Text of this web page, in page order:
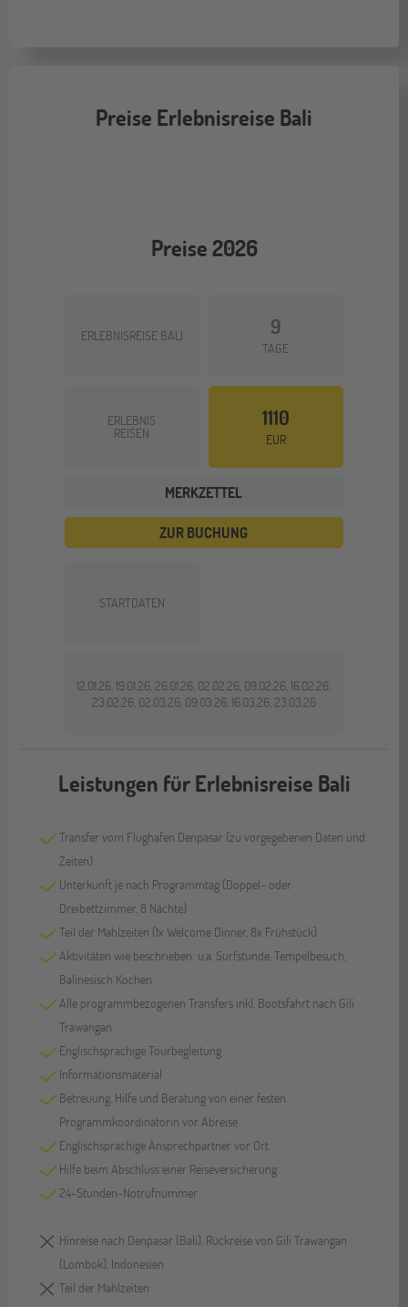
Preise Erlebnisreise Bali
Preise 2026
ERLEBNISREISE BALI 9
TAGE
ERLEBNIS
REISEN
1110
EUR
MERKZETTEL
ZUR BUCHUNG
STARTDATEN
12.01.26, 19.01.26, 26.01.26, 02.02.26, 09.02.26, 16.02.26,
23.02.26, 02.03.26, 09.03.26, 16.03.26, 23.03.26
Leistungen für Erlebnisreise Bali
Transfer vom Flughafen Denpasar (zu vorgegebenen Daten und
Zeiten)
Unterkunft je nach Programmtag (Doppel- oder
Dreibettzimmer, 8 Nächte)
Teil der Mahlzeiten (1x Welcome Dinner, 8x Frühstück)
Aktivitäten wie beschrieben: u.a. Surfstunde, Tempelbesuch,
Balinesisch Kochen
Alle programmbezogenen Transfers inkl. Bootsfahrt nach Gili
Trawangan
Englischsprachige Tourbegleitung
Informationsmaterial
Betreuung, Hilfe und Beratung von einer festen
Programmkoordinatorin vor Abreise
Englischsprachige Ansprechpartner vor Ort
Hilfe beim Abschluss einer Reiseversicherung
24-Stunden-Notrufnummer
Hinreise nach Denpasar (Bali), Rückreise von Gili Trawangan
(Lombok), Indonesien
Teil der Mahlzeiten